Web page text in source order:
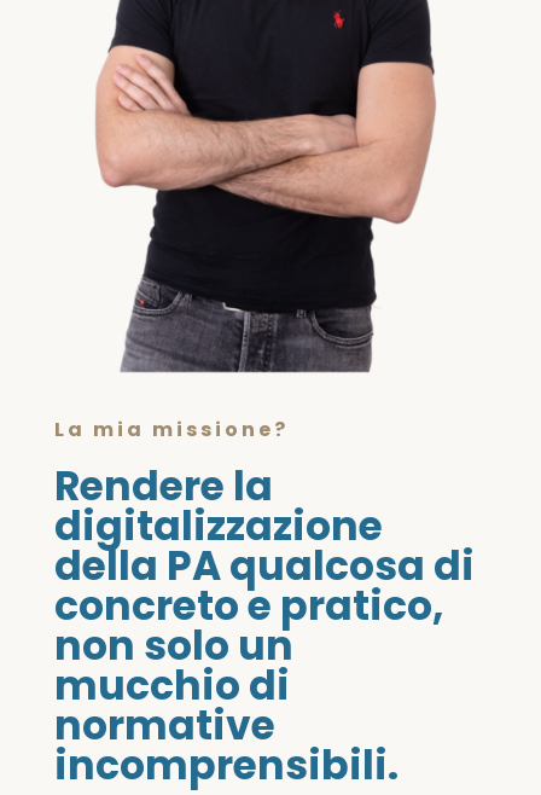
La mia missione?
Rendere la
digitalizzazione
della PA qualcosa di
concreto e pratico,
non solo un
mucchio di
normative
incomprensibili.